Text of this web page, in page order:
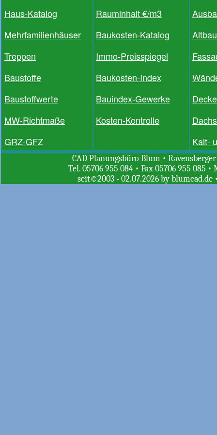
Haus-Katalog
Mehrfamilienhäuser
Treppen
Baustoffe
Baustoffwerte
MW-Richtmaße
GRZ-GFZ
Rauminhalt €/m3
Baukosten-Katalog
Immo-Preisspiegel
Baukosten-Index
Bauindex-Gewerke
Kosten-Kontrolle
Kalt-
CAD Planungsbüro Blum •
Tel. 05706 955 084 • Fax 05706 955 085
seit©2003 - 02.07.2026 by blumcad.de